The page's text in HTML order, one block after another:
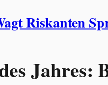
Riskanten
Jahres: